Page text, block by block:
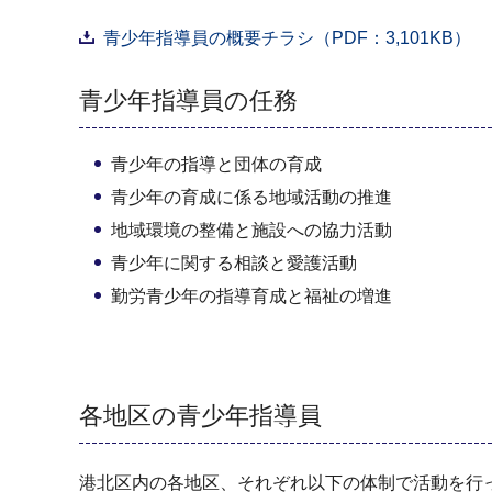
青少年指導員の概要チラシ（PDF：3,101KB）
青少年指導員の任務
青少年の指導と団体の育成
青少年の育成に係る地域活動の推進
地域環境の整備と施設への協力活動
青少年に関する相談と愛護活動
勤労青少年の指導育成と福祉の増進
各地区の青少年指導員
港北区内の各地区、それぞれ以下の体制で活動を行